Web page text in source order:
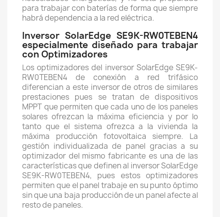
para trabajar con baterías de forma que siempre
habrá dependencia a la red eléctrica.
Inversor SolarEdge SE9K-RW0TEBEN4
especialmente diseñado para trabajar
con Optimizadores
Los optimizadores del inversor SolarEdge SE9K-
RW0TEBEN4 de conexión a red trifásico
diferencian a este inversor de otros de similares
prestaciones pues se tratan de dispositivos
MPPT que permiten que cada uno de los paneles
solares ofrezcan la máxima eficiencia y por lo
tanto que el sistema ofrezca a la vivienda la
máxima producción fotovoltaica siempre. La
gestión individualizada de panel gracias a su
optimizador del mismo fabricante es una de las
características que definen al inversor SolarEdge
SE9K-RW0TEBEN4, pues estos optimizadores
permiten que el panel trabaje en su punto óptimo
sin que una baja producción de un panel afecte al
resto de paneles.